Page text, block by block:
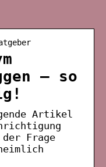
– so
Artikel
Frage